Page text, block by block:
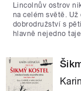
Lincolnův ostrov
na celém světě.
dobrodružství s
hlavně nejedno